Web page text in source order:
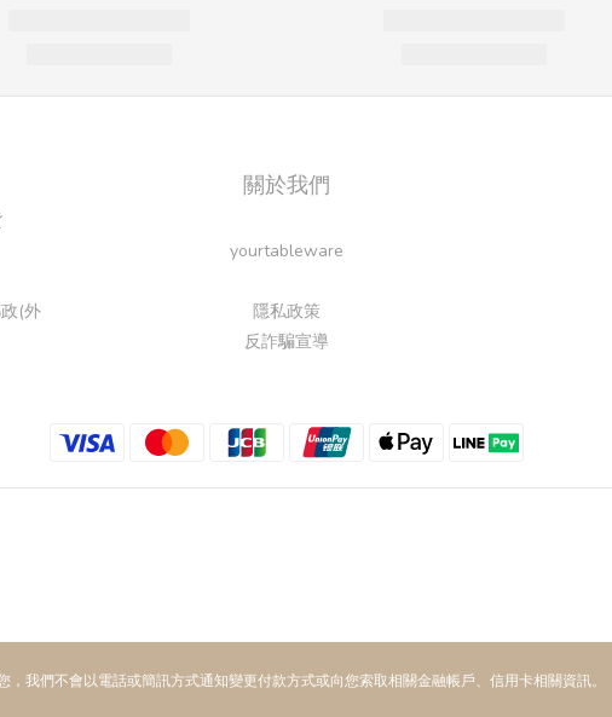
(外
關於我們
yourtableware
隱私政策
反詐騙宣導
，我們不會以電話或簡訊方式通知變更付款方式或向您索取相關金融帳戶、信用卡相關資訊。